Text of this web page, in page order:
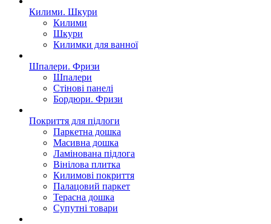
Килими. Шкури
Килими
Шкури
Килимки для ванної
Шпалери. Фризи
Шпалери
Стінові панелі
Бордюри. Фризи
Покриття для пiдлоги
Паркетна дошка
Масивна дошка
Ламінована підлога
Вінілова плитка
Килимові покриття
Палацовий паркет
Терасна дошка
Супутні товари